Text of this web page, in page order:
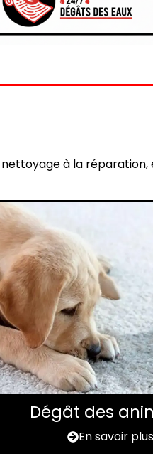
à la
Dégât des
En savoir plus